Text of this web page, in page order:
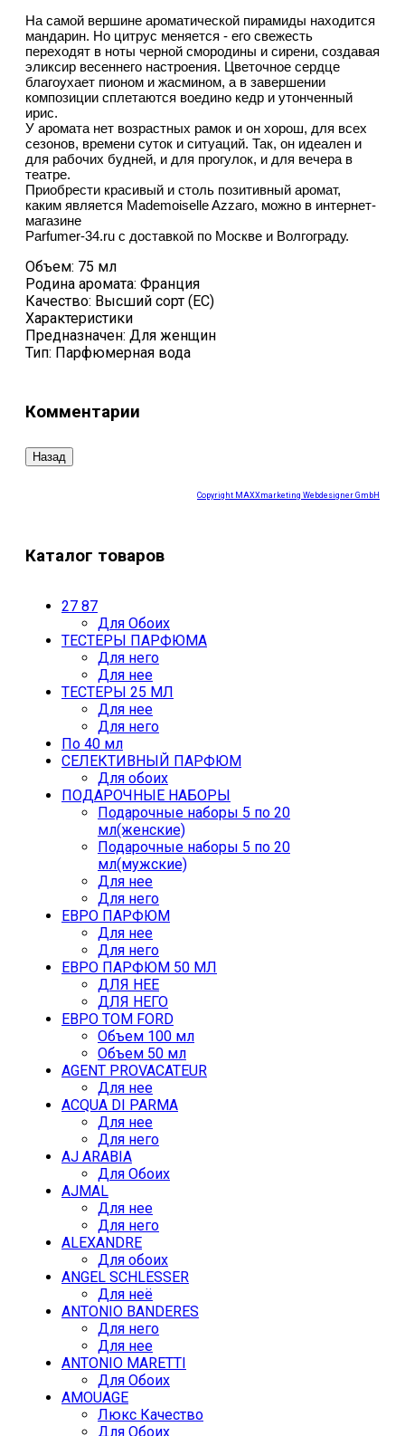
На самой вершине ароматической пирамиды находится
мандарин. Но цитрус меняется - его свежесть
переходят в ноты черной смородины и сирени, создавая
эликсир весеннего настроения. Цветочное сердце
благоухает пионом и жасмином, а в завершении
композиции сплетаются воедино кедр и утонченный
ирис.
У аромата нет возрастных рамок и он хорош, для всех
сезонов, времени суток и ситуаций. Так, он идеален и
для рабочих будней, и для прогулок, и для вечера в
театре.
Приобрести красивый и столь позитивный аромат,
каким является Mademoiselle Azzaro, можно в интернет-
магазине
Parfumer-34.ru с доставкой по Москве и Волгограду.
Объем: 75 мл
Родина аромата: Франция
Качество: Высший сорт (ЕС)
Характеристики
Предназначен: Для женщин
Тип: Парфюмерная вода
Комментарии
Copyright MAXXmarketing Webdesigner GmbH
Каталог товаров
27 87
Для Обоих
ТЕСТЕРЫ ПАРФЮМА
Для него
Для нее
ТЕСТЕРЫ 25 МЛ
Для нее
Для него
По 40 мл
СЕЛЕКТИВНЫЙ ПАРФЮМ
Для обоих
ПОДАРОЧНЫЕ НАБОРЫ
Подарочные наборы 5 по 20
мл(женские)
Подарочные наборы 5 по 20
мл(мужские)
Для нее
Для него
ЕВРО ПАРФЮМ
Для нее
Для него
ЕВРО ПАРФЮМ 50 МЛ
ДЛЯ НЕЕ
ДЛЯ НЕГО
ЕВРО TOM FORD
Объем 100 мл
Объем 50 мл
AGENT PROVACATEUR
Для нее
ACQUA DI PARMA
Для нее
Для него
AJ ARABIA
Для Обоих
AJMAL
Для нее
Для него
ALEXANDRE
Для обоих
ANGEL SCHLESSER
Для неё
ANTONIO BANDERES
Для него
Для нее
ANTONIO MARETTI
Для Обоих
AMOUAGE
Люкс Качество
Для Обоих